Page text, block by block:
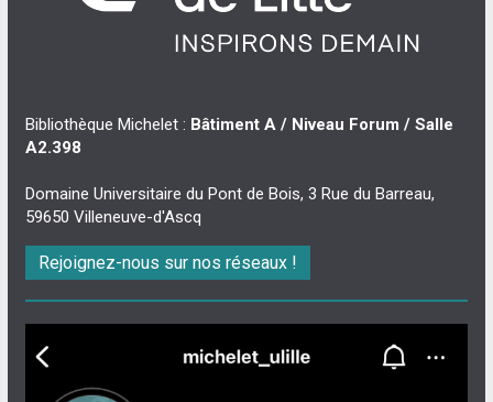
Bibliothèque Michelet : Bâtiment A / Niveau Forum / Salle
A2.398
Domaine Universitaire du Pont de Bois, 3 Rue du Barreau,
59650 Villeneuve-d'Ascq
Rejoignez-nous sur nos réseaux !